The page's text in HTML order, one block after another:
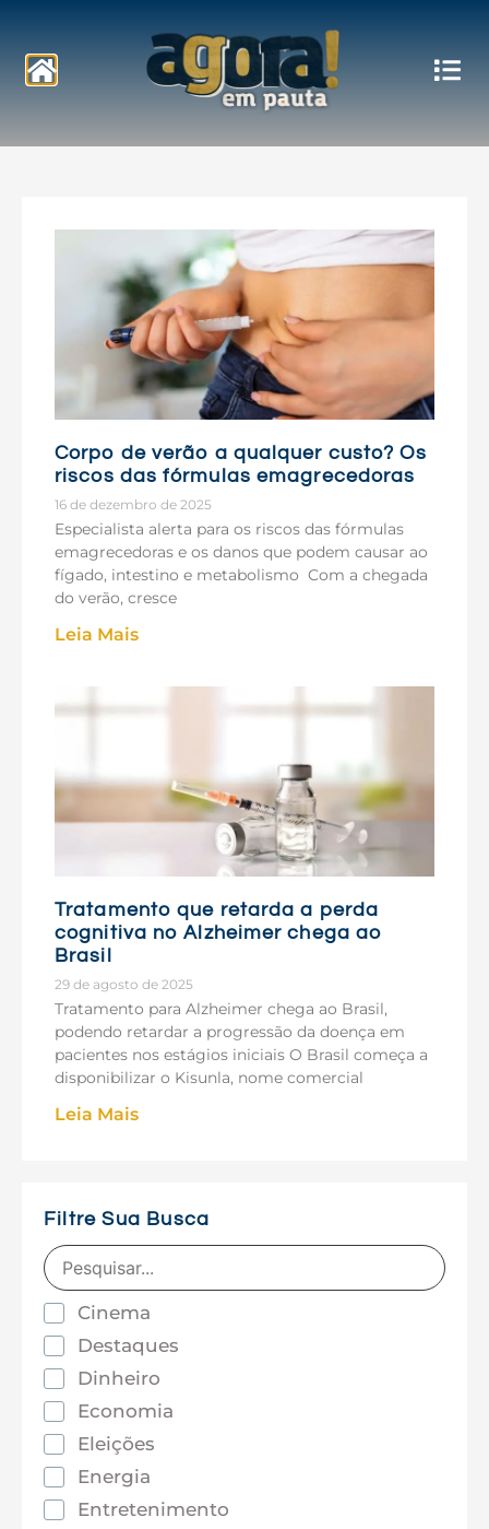
Notícias
Corpo de verão a qualquer custo? Os
riscos das fórmulas emagrecedoras
16 de dezembro de 2025
Especialista alerta para os riscos das fórmulas
emagrecedoras e os danos que podem causar ao
fígado, intestino e metabolismo Com a chegada
do verão, cresce
Leia Mais
Tratamento que retarda a perda
cognitiva no Alzheimer chega ao
Brasil
29 de agosto de 2025
Tratamento para Alzheimer chega ao Brasil,
podendo retardar a progressão da doença em
pacientes nos estágios iniciais O Brasil começa a
disponibilizar o Kisunla, nome comercial
Leia Mais
Filtre Sua Busca
Cinema
Destaques
Dinheiro
Economia
Eleições
Energia
Entretenimento